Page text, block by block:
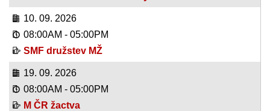
10. 09. 2026
08:00AM - 05:00PM
SMF družstev MŽ
19. 09. 2026
08:00AM - 05:00PM
M ČR žactva